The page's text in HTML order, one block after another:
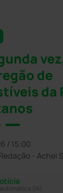
de
da
/ 15:00
- Achei
(IA)